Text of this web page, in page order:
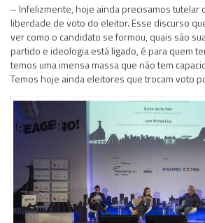
– Infelizmente, hoje ainda precisamos tutelar
liberdade de voto do eleitor. Esse discurso
ver como o candidato se formou, quais são
partido e ideologia está ligado, é para quem
temos uma imensa massa que não tem
Temos hoje ainda eleitores que trocam voto